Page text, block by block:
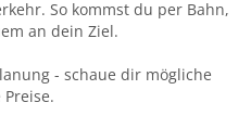
So kommst du per Bahn,
an dein Ziel.
- schaue dir mögliche